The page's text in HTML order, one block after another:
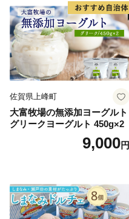
佐賀県上峰町
大富牧場の無添加ヨーグルト
グリークヨーグルト 450g×2
9,000円